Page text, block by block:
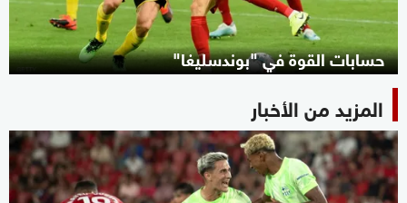
حسابات القوة في "بوندسليغا"
المزيد من الأخبار